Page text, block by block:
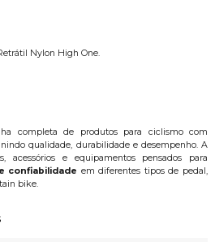
Nylon High One.
completa de produtos para ciclismo com
qualidade, durabilidade e desempenho. A
acessórios e equipamentos pensados para
confiabilidade em diferentes tipos de pedal,
bike.